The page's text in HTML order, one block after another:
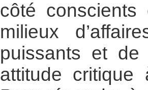
côté
milieux
puissants et de
attitude critique